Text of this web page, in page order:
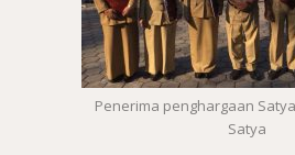
Penerima penghargaan
Satya